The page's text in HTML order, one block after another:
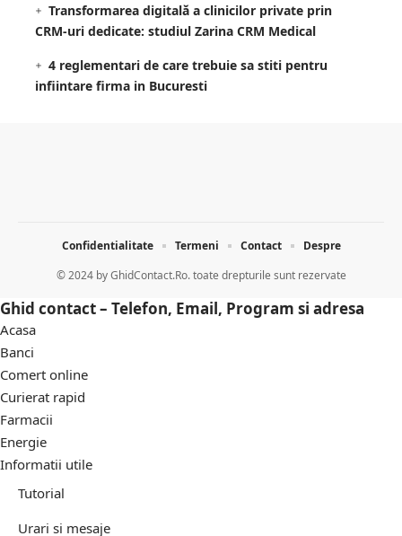
Transformarea digitală a clinicilor private prin
CRM-uri dedicate: studiul Zarina CRM Medical
4 reglementari de care trebuie sa stiti pentru
infiintare firma in Bucuresti
© 2024 byGhidContact.Ro. toate drepturile sunt rezervate
Confidentialitate Termeni Contact Despre
Ghid contact – Telefon, Email, Program si adresa
Acasa
Banci
Comert online
Curierat rapid
Farmacii
Energie
Informatii utile
Tutorial
Urari si mesaje